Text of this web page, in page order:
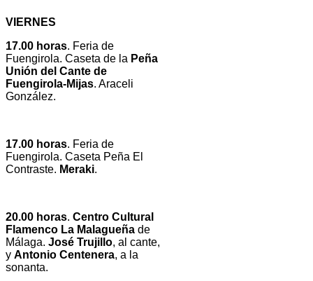
VIERNES
17.00 horas. Feria de
Fuengirola. Caseta de la Peña
Unión del Cante de
Fuengirola-Mijas. Araceli
González.
17.00 horas. Feria de
Fuengirola. Caseta Peña El
Contraste. Meraki.
20.00 horas. Centro Cultural
Flamenco La Malagueña de
Málaga. José Trujillo, al cante,
y Antonio Centenera, a la
sonanta.